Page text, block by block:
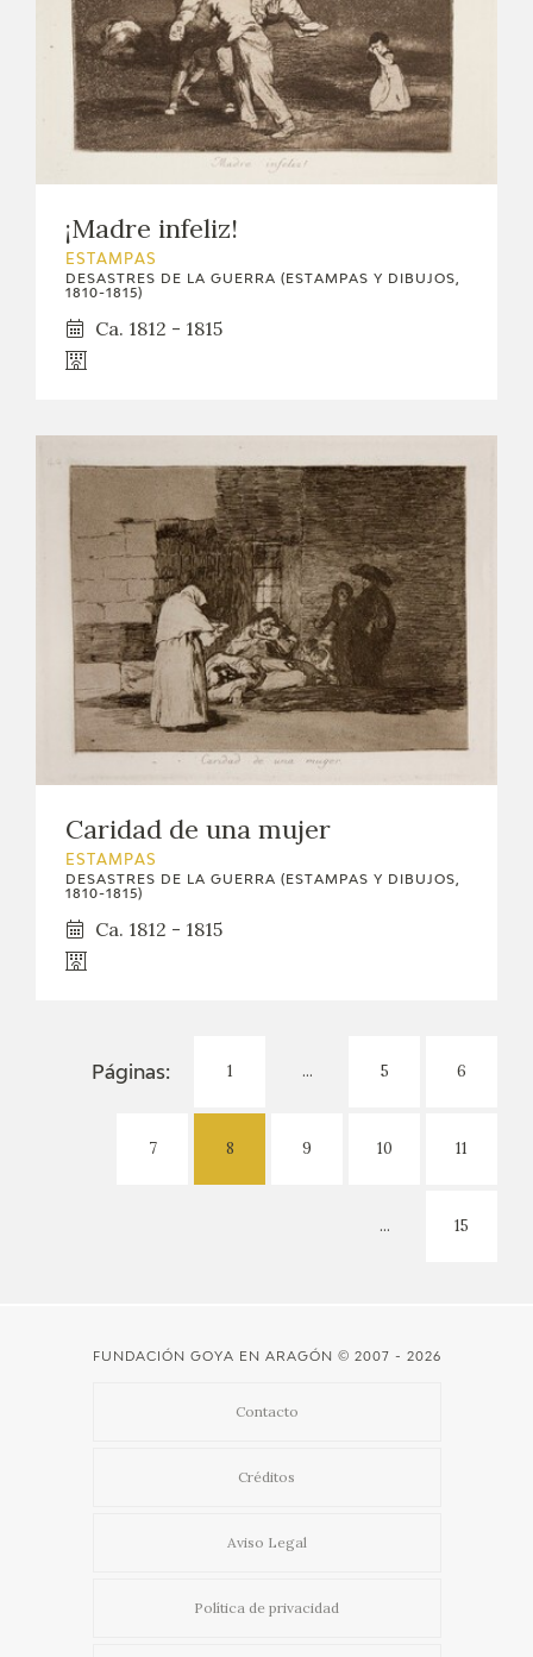
¡Madre infeliz!
ESTAMPAS
DESASTRES DE LA GUERRA (ESTAMPAS Y DIBUJOS,
1810-1815)
Ca. 1812 - 1815
Caridad de una mujer
ESTAMPAS
DESASTRES DE LA GUERRA (ESTAMPAS Y DIBUJOS,
1810-1815)
Ca. 1812 - 1815
Páginas: 1 ... 5 6
7 8 9 10 11
... 15
FUNDACIÓN GOYA EN ARAGÓN © 2007 - 2026
Contacto
Créditos
Aviso Legal
Política de privacidad